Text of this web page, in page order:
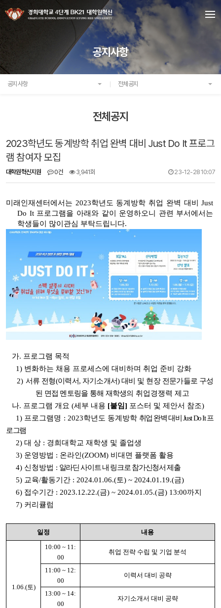
공지사항
공지사항 전체공지
전체공지
2023학년도 동계방학 취업 완벽 대비 Just Do It 프로그
램 참여자 모집
대학원혁신지원 0건 3,941회 23-12-28 10:07
미래인재센터에서는 2023학년도 동계방학 취업 완벽 대비 Just
Do It 프로그램을 아래와 같이 운영하오니 관련 부서에서는
학생들이 많이관심 부탁드립니다.
가. 프로그램 목적
1) 변화하는 채용 프로세스에 대비하며 취업 준비 강화
2) 서류 전형(이력서, 자기소개서) 대비 및 현장 전문가들로 구성
된 면접 멘토링을 통해 재학생의 취업경쟁력 제고
나. 프로그램 개요 (세부 내용 [붙임] 포스터 및 제안서 참조)
1) 프로그램명 : 2023학년도 동계방학 취업 완벽 대비 Just Do It 프
로그램
2) 대 상 : 경희대학교 재학생 및 졸업생
3) 운영방법 : 온라인(ZOOM) 비대면 플랫폼 활용
4) 신청방법 : 알라딘 사이트 내 링크로 참가신청서 제출
5) 교육/활동기간 : 2024.01.06.(토) ~ 2024.01.19.(금)
6) 접수기간 : 2023.12.22.(금) ~ 2024.01.05.(금) 13:00까지
7) 커리큘럼
일정 내용
1.06.(토)
10:00 ~ 11:
00
취업 전략 수립 및 기업 분석
11:00 ~ 12:
00
이력서 대비 공략
13:00 ~ 14:
00
자기소개서 대비 공략